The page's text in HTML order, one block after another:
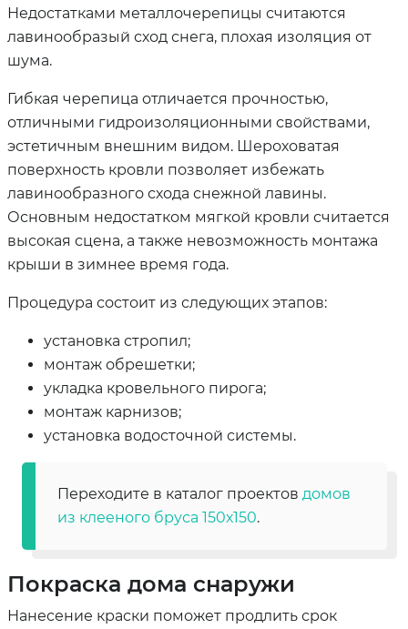
Недостатками металлочерепицы считаются
лавинообразый сход снега, плохая изоляция от
шума.
Гибкая черепица отличается прочностью,
отличными гидроизоляционными свойствами,
эстетичным внешним видом. Шероховатая
поверхность кровли позволяет избежать
лавинообразного схода снежной лавины.
Основным недостатком мягкой кровли считается
высокая сцена, а также невозможность монтажа
крыши в зимнее время года.
Процедура состоит из следующих этапов:
установка стропил;
монтаж обрешетки;
укладка кровельного пирога;
монтаж карнизов;
установка водосточной системы.
Переходите в каталог проектов домов
из клееного бруса 150х150.
Покраска дома снаружи
Нанесение краски поможет продлить срок